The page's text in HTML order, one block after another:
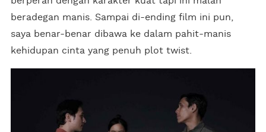
beradegan manis. Sampai di-ending film ini pun,
saya benar-benar dibawa ke dalam pahit-manis
kehidupan cinta yang penuh plot twist.